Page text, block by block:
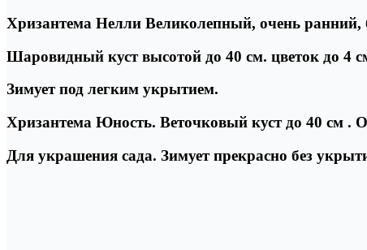
Хризантема Нелли Великолепный, очень
Шаровидный куст высотой до 40 см. цветок до 4
Зимует под легким укрытием.
Хризантема Юность. Веточковый куст до 40 см .
Для украшения сада. Зимует прекрасно без